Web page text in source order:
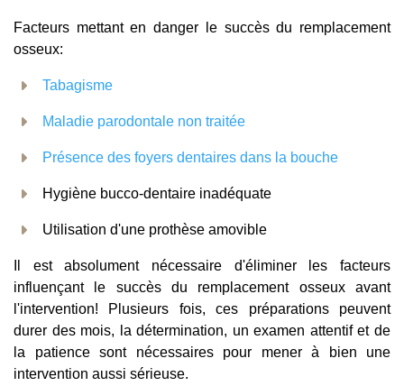
Facteurs mettant en danger le succès du remplacement
osseux:
Tabagisme
Maladie parodontale non traitée
Présence des foyers dentaires dans la bouche
Hygiène bucco-dentaire inadéquate
Utilisation d'une prothèse amovible
Il est absolument nécessaire d'éliminer les facteurs
influençant le succès du remplacement osseux avant
l'intervention! Plusieurs fois, ces préparations peuvent
durer des mois, la détermination, un examen attentif et de
la patience sont nécessaires pour mener à bien une
intervention aussi sérieuse.